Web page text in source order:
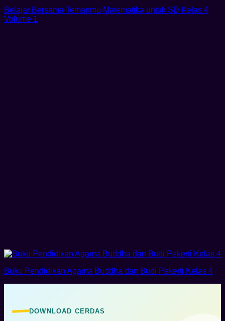
Belajar Bersama Temanmu Matematika untuk SD Kelas 4
Volume 1
Buku Pendidikan Agama Buddha dan Budi Pekerti Kelas 4
DOWNLOAD CERDAS